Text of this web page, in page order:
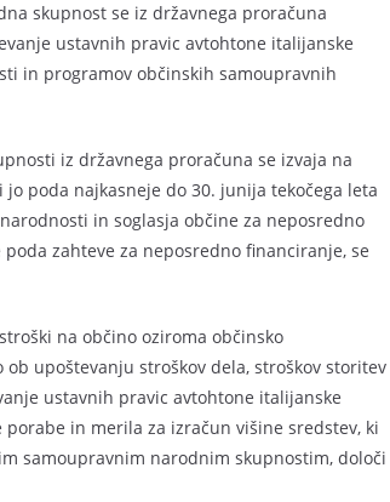
skupnost se iz državnega proračuna
ustavnih pravic avtohtone italijanske
in programov občinskih samoupravnih
iz državnega proračuna se izvaja na
poda najkasneje do 30. junija tekočega leta
in soglasja občine za neposredno
zahteve za neposredno financiranje, se
na občino oziroma občinsko
upoštevanju stroškov dela, stroškov storitev
ustavnih pravic avtohtone italijanske
in merila za izračun višine sredstev, ki
samoupravnim narodnim skupnostim, določi